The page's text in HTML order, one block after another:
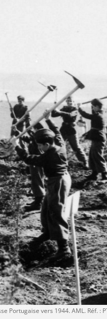
Portugaise vers 1944. AML. Réf. :